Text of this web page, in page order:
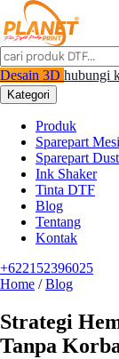
Desain 3D hubungi
Kategori
Produk
Sparepart
Sparepart
Ink Shaker
Tinta DTF
Blog
Tentang
Kontak
+622152396025
Home /Blog
Strategi
Tanpa